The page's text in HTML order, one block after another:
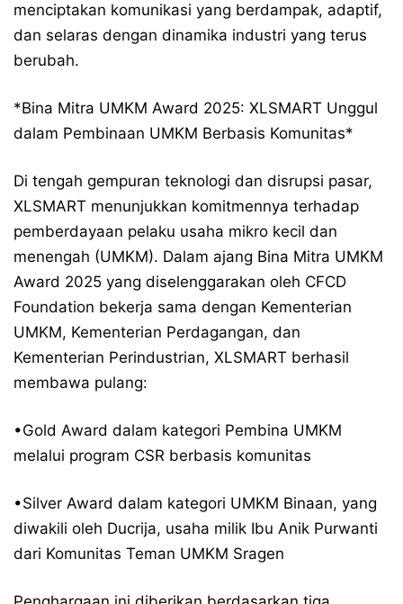
menciptakan komunikasi yang berdampak, adaptif,
dan selaras dengan dinamika industri yang terus
berubah.
*Bina Mitra UMKM Award 2025: XLSMART Unggul
dalam Pembinaan UMKM Berbasis Komunitas*
Di tengah gempuran teknologi dan disrupsi pasar,
XLSMART menunjukkan komitmennya terhadap
pemberdayaan pelaku usaha mikro kecil dan
menengah (UMKM). Dalam ajang Bina Mitra UMKM
Award 2025 yang diselenggarakan oleh CFCD
Foundation bekerja sama dengan Kementerian
UMKM, Kementerian Perdagangan, dan
Kementerian Perindustrian, XLSMART berhasil
membawa pulang:
•Gold Award dalam kategori Pembina UMKM
melalui program CSR berbasis komunitas
•Silver Award dalam kategori UMKM Binaan, yang
diwakili oleh Ducrija, usaha milik Ibu Anik Purwanti
dari Komunitas Teman UMKM Sragen